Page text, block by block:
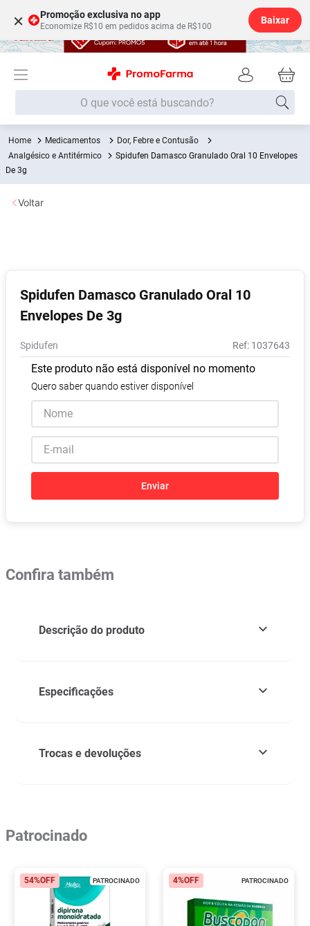
× Promoção exclusiva no app
Economize R$10 em pedidos acima de R$100
Baixar
O que você está buscando?
Medicamentos
Dor, Febre e Contusão
Analgésico e Antitérmico
Spidufen Damasco Granulado Oral 10 Envelopes
De 3g
Spidufen Damasco Granulado Oral 10
Envelopes De 3g
Spidufen : 1037643
Este produto não está disponível no momento
Quero saber quando estiver disponível
Enviar
Voltar
Confira também
Descrição do produto
Especificações
Trocas e devoluções
Patrocinado
PATROCINADO
54%OFF PATROCINADO
4%OFF
Termos mais buscados
Vitamina D
9º
10º Lavitan